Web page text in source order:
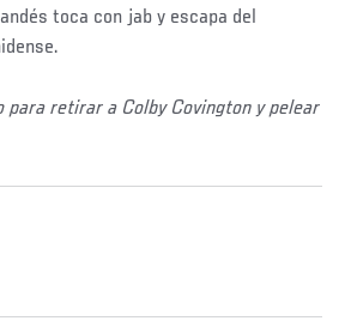
toca con jab y escapa del
para retirar a Colby Covington y pelear